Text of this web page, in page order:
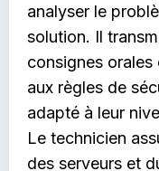
analyser le
solution. Il
consignes orales
aux règles de
adapté à leur
Le technicien
des serveurs et